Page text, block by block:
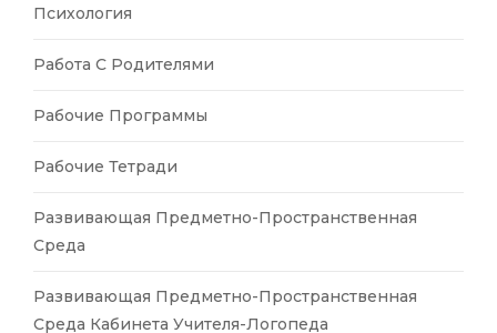
Психология
Работа С Родителями
Рабочие Программы
Рабочие Тетради
Развивающая Предметно-Пространственная
Среда
Развивающая Предметно-Пространственная
Среда Кабинета Учителя-Логопеда